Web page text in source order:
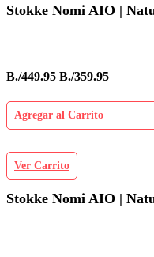
Stokke Nomi AIO |
B./449.95 B./359.95
Agregar al Carrito
Ver Carrito
Stokke Nomi AIO |